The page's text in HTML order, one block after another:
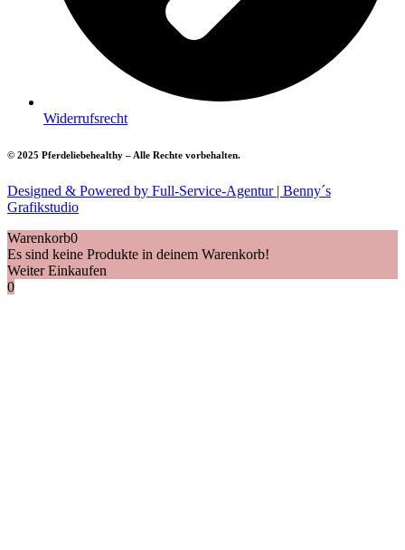
Widerrufsrecht
© 2025 Pferdeliebehealthy – Alle Rechte vorbehalten.
Designed & Powered by Full-Service-Agentur | Benny´s
Grafikstudio
Warenkorb0
Es sind keine Produkte in deinem Warenkorb!
Weiter Einkaufen
0